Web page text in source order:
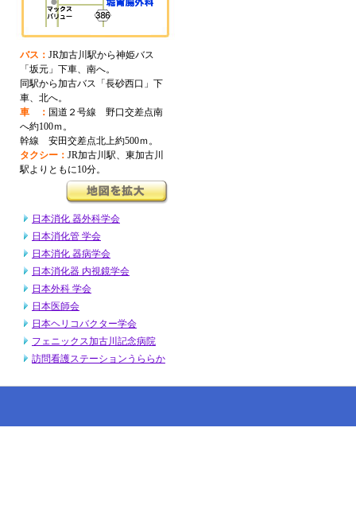
バス： JR加古川駅から神姫バス
「坂元」下車、南へ。
同駅から加古バス「長砂西口」下
車、北へ。
車 ： 国道２号線 野口交差点南
へ約100ｍ。
幹線 安田交差点北上約500ｍ。
タクシー： JR加古川駅、東加古川
駅よりともに10分。
日本消化 器外科学会
日本消化管 学会
日本消化 器病学会
日本消化器 内視鏡学会
日本外科 学会
日本医師会
日本ヘリコバクター学会
フェニックス加古川記念病院
訪問看護ステーションうららか